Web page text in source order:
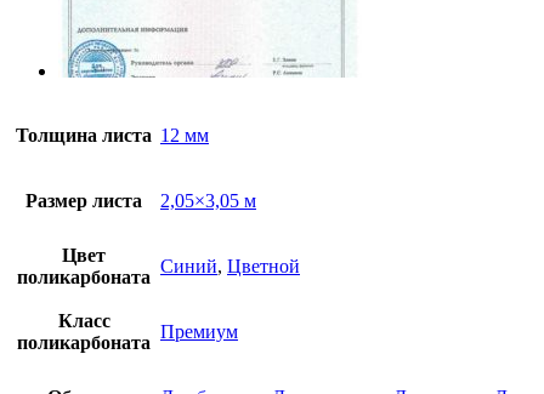
Толщина листа 12 мм
Размер листа 2,05×3,05 м
Цвет
поликарбоната
Синий, Цветной
Класс
поликарбоната
Премиум